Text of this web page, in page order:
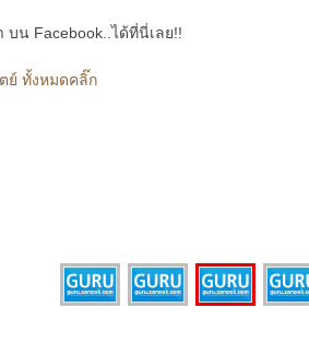
บน Facebook..ได้ที่นี่เลย!!
ย์ ทั้งหมดคลิ๊ก